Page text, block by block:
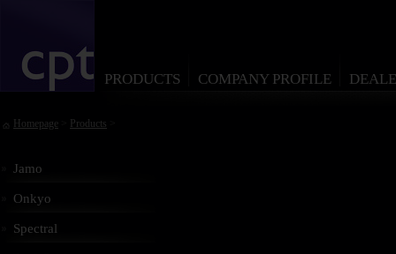
PRODUCTS COMPANY PROFILE
Homepage Products
Jamo
Onkyo
Spectral